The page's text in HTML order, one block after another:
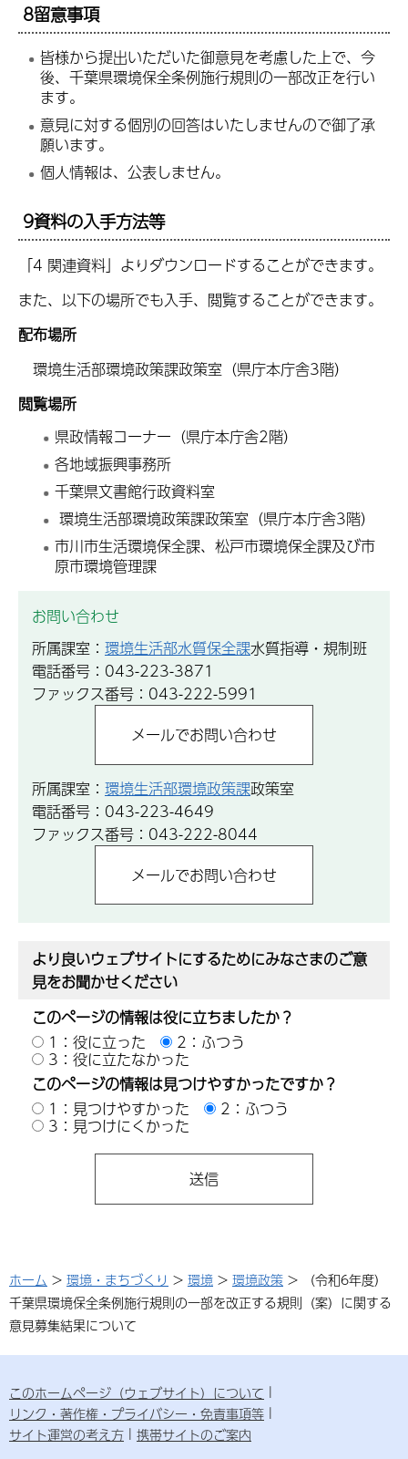
8留意事項
皆様から提出いただいた御意見を考慮した上で、今
後、千葉県環境保全条例施行規則の一部改正を行い
ます。
意見に対する個別の回答はいたしませんので御了承
願います。
個人情報は、公表しません。
9資料の入手方法等
「4 関連資料」よりダウンロードすることができます。
また、以下の場所でも入手、閲覧することができます。
配布場所
環境生活部環境政策課政策室（県庁本庁舎3階）
閲覧場所
県政情報コーナー（県庁本庁舎2階）
各地域振興事務所
千葉県文書館行政資料室
環境生活部環境政策課政策室（県庁本庁舎3階）
市川市生活環境保全課、松戸市環境保全課及び市
原市環境管理課
お問い合わせ
所属課室： 環境生活部水質保全課水質指導・規制班
電話番号：043-223-3871
ファックス番号：043-222-5991
所属課室： 環境生活部環境政策課政策室
電話番号：043-223-4649
ファックス番号：043-222-8044
より良いウェブサイトにするためにみなさまのご意
見をお聞かせください
このページの情報は役に立ちましたか？
1：役に立った
2：ふつう
3：役に立たなかった
このページの情報は見つけやすかったですか？
1：見つけやすかった
2：ふつう
3：見つけにくかった
ホーム > 環境・まちづくり > 環境 > 環境政策 > （令和6年度）
千葉県環境保全条例施行規則の一部を改正する規則（案）に関する
意見募集結果について
このホームページ（ウェブサイト）について
リンク・著作権・プライバシー・免責事項等
サイト運営の考え方
携帯サイトのご案内